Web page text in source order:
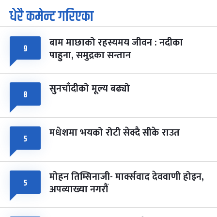
७
आइत
पूर्णिमा व्रत
चैत्र ७, २०८३-Mar 21, 2027
८ फागुपूर्णिमा
चैत्र ८, २०८३-Mar 22, 2027
७ महिना बाँकी
धेरै कमेन्ट गरिएका
९ बाम माछाको रहस्यमय जीवन : नदीका
पाहुना, समुद्रका सन्तान
८ सुनचाँदीको मूल्य बढ्यो
५ मधेशमा भयको रोटी सेक्दै सीके राउत
५ मोहन तिम्सिनाजी- मार्क्सवाद देववाणी होइन,
अपव्याख्या नगरौं